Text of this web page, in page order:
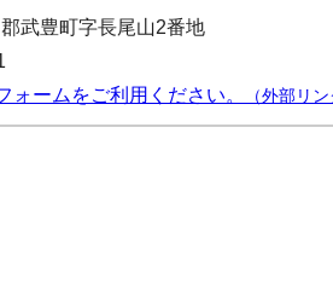
武豊町字長尾山2番地
ォームをご利用ください。
（外部リ